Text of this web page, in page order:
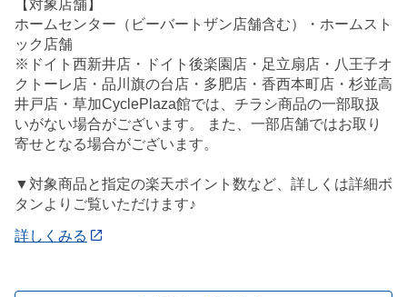
【対象店舗】
ホームセンター（ビーバートザン店舗含む）・ホームスト
ック店舗
※ドイト西新井店・ドイト後楽園店・足立扇店・八王子オ
クトーレ店・品川旗の台店・多肥店・香西本町店・杉並高
井戸店・草加CyclePlaza館では、チラシ商品の一部取扱
いがない場合がございます。 また、一部店舗ではお取り
寄せとなる場合がございます。
▼対象商品と指定の楽天ポイント数など、詳しくは詳細ボ
タンよりご覧いただけます♪
詳しくみる